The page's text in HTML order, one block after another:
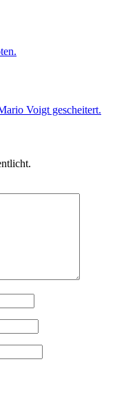
Voigt gescheitert.